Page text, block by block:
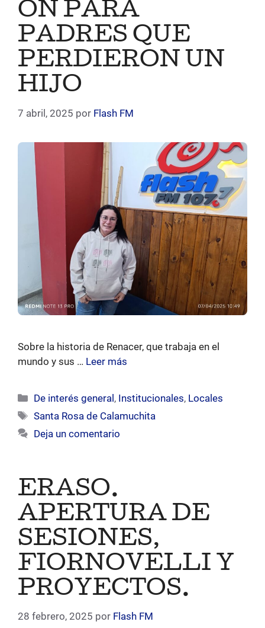
ÓN PARA
PADRES QUE
PERDIERON UN
HIJO
7 abril, 2025 por Flash FM
Sobre la historia de Renacer, que trabaja en el
mundo y sus … Leer más
Categorías
De interés general, Institucionales, Locales
Etiquetas
Santa Rosa de Calamuchita
Deja un comentario
ERASO.
APERTURA DE
SESIONES,
FIORNOVELLI Y
PROYECTOS.
28 febrero, 2025 por Flash FM